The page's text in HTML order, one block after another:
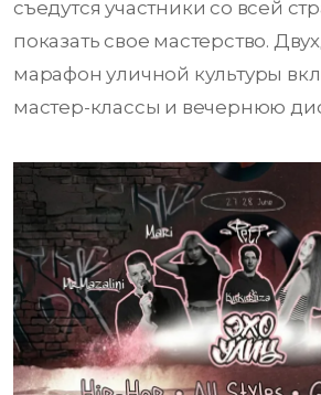
съедутся участники со всей
показать свое мастерство.
марафон уличной культуры
мастер-классы и вечернюю